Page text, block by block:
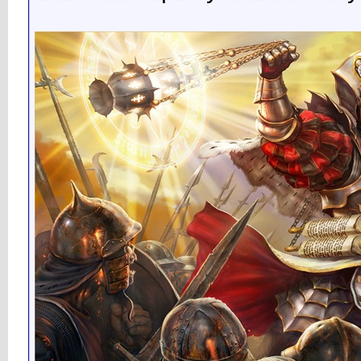
Кубарев Цистерна Базилика, Царьград... 13.03.2023,14:05
Кубарев
Ипподром, Царьград (1:00) ...15.03.2023,15:01
Кубарев Обелиск Константина, Царьград...17.03.2023,
18:24
Кубарев Тамплиеры, посвящение (0:58)... 19.03.2023,
15:29
Кубарев Омфалион или Центр Мира,... 21.03.2023,16:52
Кубарев Восток (0:57) Стратегия...22.03.2023,15:11
Кубарев Собор Святой Софии (1:00)...23.03.2023,18:12
Кубарев Элита России (0:52) В России...28.03.2023,16:25
Кубарев Имитация (1:09) Imitation:... 30.03.2023,18:33
Кубарев Голгофа, Царьград (1:12) ... 03.04.2023,15:01
Кубарев Ложе Геракла, Царьград (1:10)... 05.04.2023, 15:32
Кубарев Иерусалим, Царьград (1:06)... 06.04.2023,
15:57
Кубарев Гроб Господень, Царьград... 07.04.2023,18:13
Кубарев World of deceit Мир лжи... 10.04.2023,16:10
Кубарев День Космонавтики (1:00)...12.04.2023, 08:32
Кубарев Великий Пост (0:57) Great... 14.04.2023,
Кубарев Христос Воскресе! (0:42)...15.04.2023,
20:30
Кубарев
Житие Христа (1:00) Life of...25.04.2023,16:13
Кубарев
Пятый Ангел (0:58) Fifth...26.04.2023,
14:06
Кубарев
Второй Ангел (0:56) Second...27.04.2023,
14:53